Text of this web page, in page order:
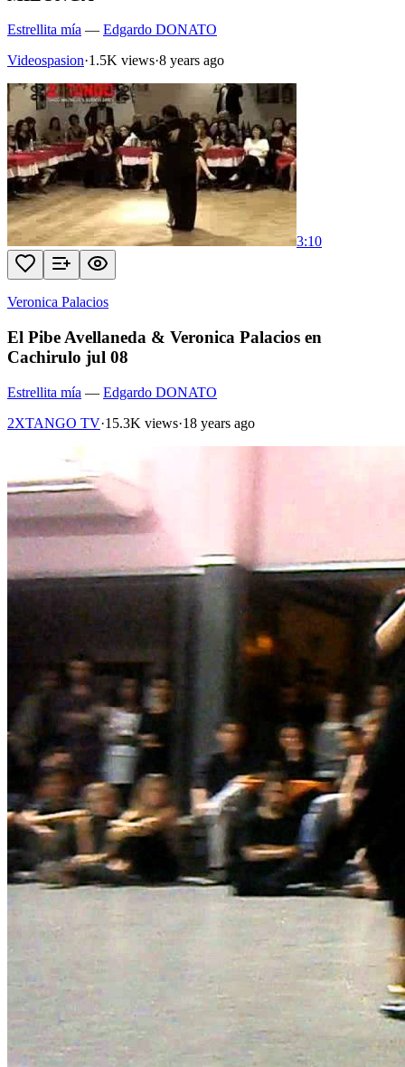
Estrellita mía — Edgardo DONATO
Videospasion·1.5K views·8 years ago
3:10
Veronica Palacios
El Pibe Avellaneda & Veronica Palacios en
Cachirulo jul 08
Estrellita mía — Edgardo DONATO
2XTANGO TV·15.3K views·18 years ago